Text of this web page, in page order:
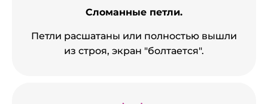
Сломанные петли.
Петли расшатаны или полностью вышли
из строя, экран "болтается".